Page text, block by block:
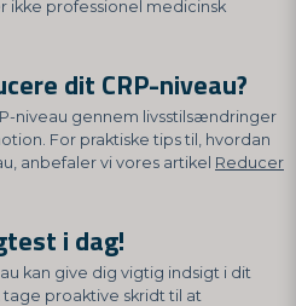
ikke professionel medicinsk
dit CRP-niveau?
niveau gennem livsstilsændringer
For praktiske tips til, hvordan
anbefaler vi vores artikel Reducer
i dag!
kan give dig vigtig indsigt i dit
proaktive skridt til at